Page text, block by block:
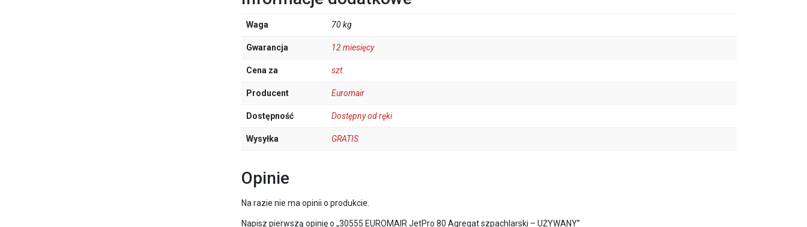
Waga 70 kg
Gwarancja 12 miesięcy
Cena za szt.
Producent Euromair
Dostępność Dostępny od ręki
Wysyłka GRATIS
Opinie
Na razie nie ma opinii o produkcie.
Napisz pierwszą opinię o „30555 EUROMAIR JetPro 80 Agregat szpachlarski – UŻYWANY”